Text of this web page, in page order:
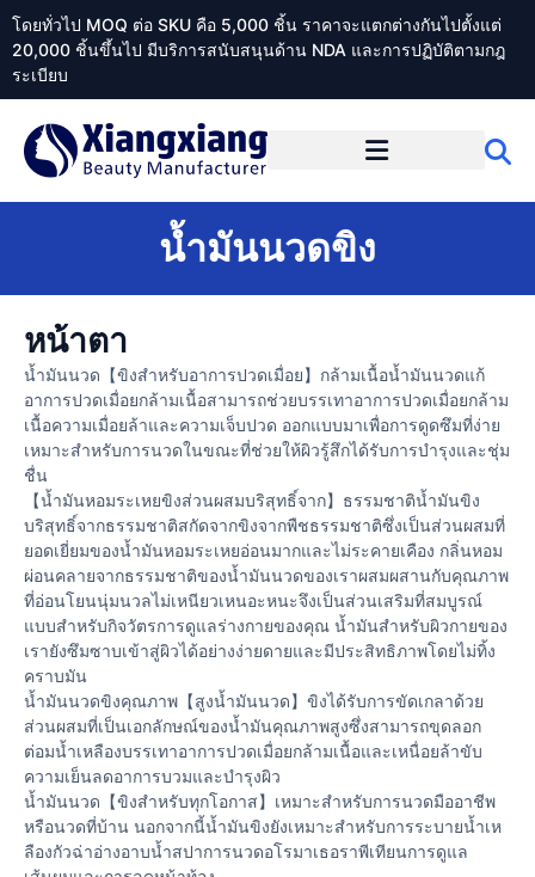
โดยทั่วไป MOQ ต่อ SKU คือ 5,000 ชิ้น ราคาจะแตกต่างกันไปตั้งแต่
20,000 ชิ้นขึ้นไป มีบริการสนับสนุนด้าน NDA และการปฏิบัติตามกฎ
ระเบียบ
น้ำมันนวดขิง
หน้าตา
น้ำมันนวด【ขิงสำหรับอาการปวดเมื่อย】กล้ามเนื้อน้ำมันนวดแก้
อาการปวดเมื่อยกล้ามเนื้อสามารถช่วยบรรเทาอาการปวดเมื่อยกล้าม
เนื้อความเมื่อยล้าและความเจ็บปวด ออกแบบมาเพื่อการดูดซึมที่ง่าย
เหมาะสำหรับการนวดในขณะที่ช่วยให้ผิวรู้สึกได้รับการบำรุงและชุ่ม
ชื่น
【น้ำมันหอมระเหยขิงส่วนผสมบริสุทธิ์จาก】ธรรมชาติน้ำมันขิง
บริสุทธิ์จากธรรมชาติสกัดจากขิงจากพืชธรรมชาติซึ่งเป็นส่วนผสมที่
ยอดเยี่ยมของน้ำมันหอมระเหยอ่อนมากและไม่ระคายเคือง กลิ่นหอม
ผ่อนคลายจากธรรมชาติของน้ำมันนวดของเราผสมผสานกับคุณภาพ
ที่อ่อนโยนนุ่มนวลไม่เหนียวเหนอะหนะจึงเป็นส่วนเสริมที่สมบูรณ์
แบบสำหรับกิจวัตรการดูแลร่างกายของคุณ น้ำมันสำหรับผิวกายของ
เรายังซึมซาบเข้าสู่ผิวได้อย่างง่ายดายและมีประสิทธิภาพโดยไม่ทิ้ง
คราบมัน
น้ำมันนวดขิงคุณภาพ【สูงน้ำมันนวด】ขิงได้รับการขัดเกลาด้วย
ส่วนผสมที่เป็นเอกลักษณ์ของน้ำมันคุณภาพสูงซึ่งสามารถขุดลอก
ต่อมน้ำเหลืองบรรเทาอาการปวดเมื่อยกล้ามเนื้อและเหนื่อยล้าขับ
ความเย็นลดอาการบวมและบำรุงผิว
น้ำมันนวด【ขิงสำหรับทุกโอกาส】เหมาะสำหรับการนวดมืออาชีพ
หรือนวดที่บ้าน นอกจากนี้น้ำมันขิงยังเหมาะสำหรับการระบายน้ำเห
ลืองกัวฉ่าอ่างอาบน้ำสปาการนวดอโรมาเธอราพีเทียนการดูแล